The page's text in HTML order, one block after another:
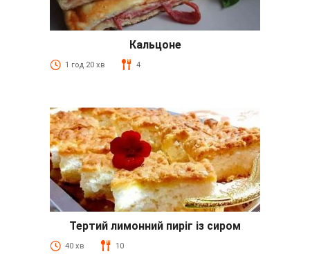
Кальцоне
1 год 20 хв 4
Тертий лимонний пиріг із сиром
40 хв 10